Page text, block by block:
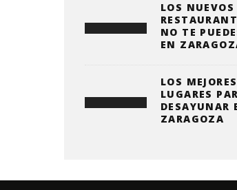
LOS NUEVOS
NO TE
EN
LOS MEJORES
LUGARES
DESAYUNAR
ZARAGOZA